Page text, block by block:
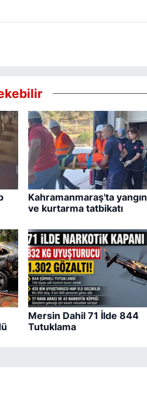
Kahramanmaraş'ta yangın
ve kurtarma tatbikatı
Mersin Dahil 71 İlde 844
Tutuklama